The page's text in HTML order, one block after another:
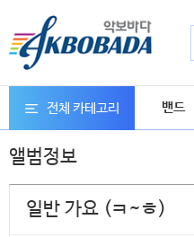
전체 카테고리 밴드
앨범정보
일반 가요 (ㅋ~ㅎ)